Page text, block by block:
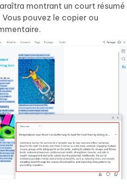
montrant un court résumé
pouvez le copier ou